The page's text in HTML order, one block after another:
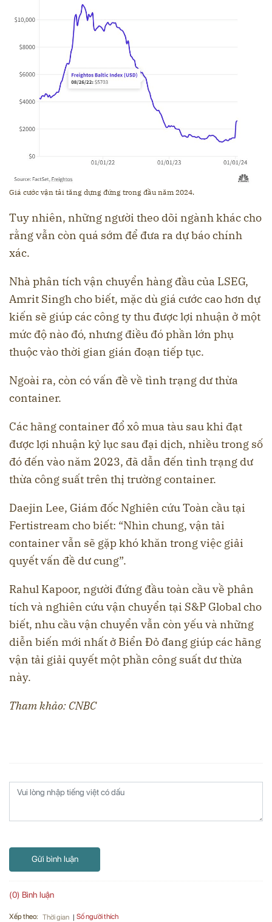
Giá cước vận tải tăng dựng đứng trong đầu năm 2024.
Tuy nhiên, những người theo dõi ngành khác cho
rằng vẫn còn quá sớm để đưa ra dự báo chính
xác.
Nhà phân tích vận chuyển hàng đầu của LSEG,
Amrit Singh cho biết, mặc dù giá cước cao hơn dự
kiến sẽ giúp các công ty thu được lợi nhuận ở một
mức độ nào đó, nhưng điều đó phần lớn phụ
thuộc vào thời gian gián đoạn tiếp tục.
Ngoài ra, còn có vấn đề về tình trạng dư thừa
container.
Các hãng container đổ xô mua tàu sau khi đạt
được lợi nhuận kỷ lục sau đại dịch, nhiều trong số
đó đến vào năm 2023, đã dẫn đến tình trạng dư
thừa công suất trên thị trường container.
Daejin Lee, Giám đốc Nghiên cứu Toàn cầu tại
Fertistream cho biết: “Nhìn chung, vận tải
container vẫn sẽ gặp khó khăn trong việc giải
quyết vấn đề dư cung”.
Rahul Kapoor, người đứng đầu toàn cầu về phân
tích và nghiên cứu vận chuyển tại S&P Global cho
biết, nhu cầu vận chuyển vẫn còn yếu và những
diễn biến mới nhất ở Biển Đỏ đang giúp các hãng
vận tải giải quyết một phần công suất dư thừa
này.
Tham khảo: CNBC
Gửi bình luận
(0) Bình luận
Xếp theo: Thời gian Số người thích